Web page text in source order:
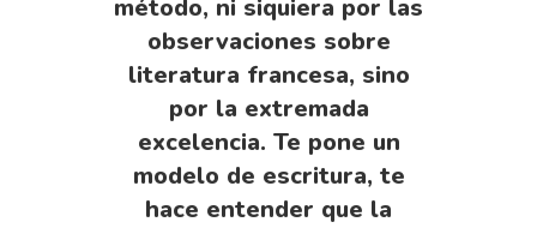
método, ni siquiera por las
observaciones sobre
literatura francesa, sino
por la extremada
excelencia. Te pone un
modelo de escritura, te
hace entender que la